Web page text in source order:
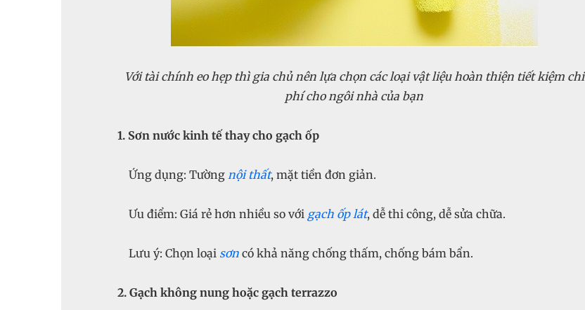
Với tài chính eo hẹp thì gia chủ nên lựa chọn các loại vật liệu hoàn thiện tiết kiệm chi
phí cho ngôi nhà của bạn
1. Sơn nước kinh tế thay cho gạch ốp
Ứng dụng: Tường nội thất, mặt tiền đơn giản.
Ưu điểm: Giá rẻ hơn nhiều so với gạch ốp lát, dễ thi công, dễ sửa chữa.
Lưu ý: Chọn loại sơn có khả năng chống thấm, chống bám bẩn.
2. Gạch không nung hoặc gạch terrazzo